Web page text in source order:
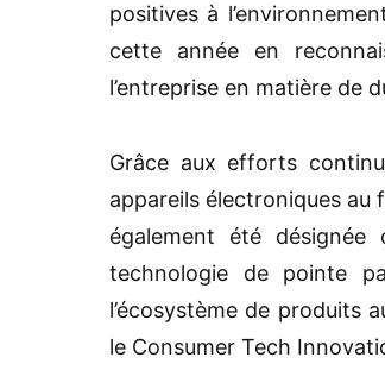
positives à
cette année en
l’entreprise en matière de
Grâce aux efforts
appareils électroniques au
également été
technologie de pointe
l’écosystème de produits
le Consumer Tech